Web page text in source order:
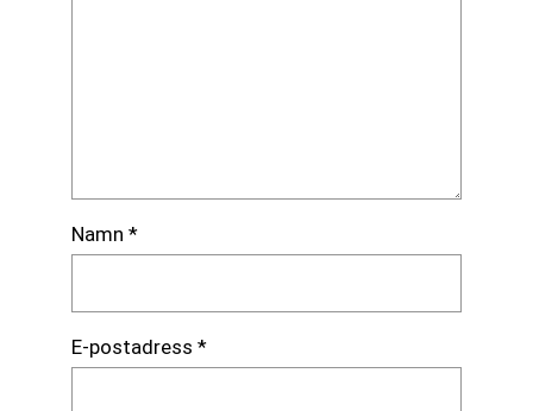
Namn *
E-postadress *